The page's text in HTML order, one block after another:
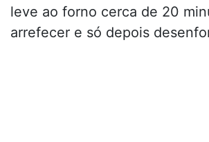
leve ao forno cerca de 20
arrefecer e só depois